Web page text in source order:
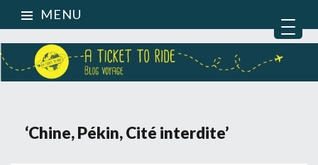
MENU
‘Chine, Pékin, Cité interdite’